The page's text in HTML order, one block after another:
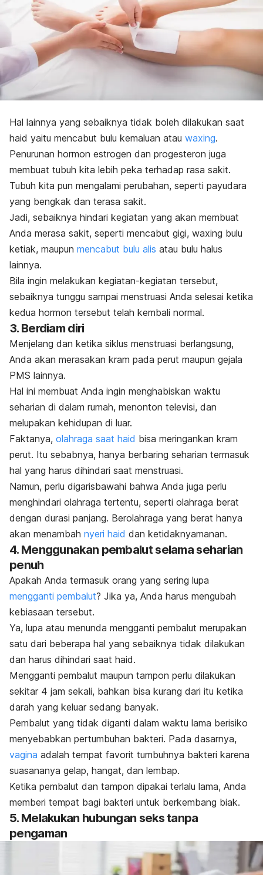
Hal lainnya yang sebaiknya tidak boleh dilakukan saat
haid yaitu mencabut bulu kemaluan atau waxing.
Penurunan hormon estrogen dan progesteron juga
membuat tubuh kita lebih peka terhadap rasa sakit.
Tubuh kita pun mengalami perubahan, seperti payudara
yang bengkak dan terasa sakit.
Jadi, sebaiknya hindari kegiatan yang akan membuat
Anda merasa sakit, seperti mencabut gigi, waxing bulu
ketiak, maupun mencabut bulu alis atau bulu halus
lainnya.
Bila ingin melakukan kegiatan-kegiatan tersebut,
sebaiknya tunggu sampai menstruasi Anda selesai ketika
kedua hormon tersebut telah kembali normal.
3. Berdiam diri
Menjelang dan ketika siklus menstruasi berlangsung,
Anda akan merasakan kram pada perut maupun gejala
PMS lainnya.
Hal ini membuat Anda ingin menghabiskan waktu
seharian di dalam rumah, menonton televisi, dan
melupakan kehidupan di luar.
Faktanya, olahraga saat haid bisa meringankan kram
perut. Itu sebabnya, hanya berbaring seharian termasuk
hal yang harus dihindari saat menstruasi.
Namun, perlu digarisbawahi bahwa Anda juga perlu
menghindari olahraga tertentu, seperti olahraga berat
dengan durasi panjang. Berolahraga yang berat hanya
akan menambah nyeri haid dan ketidaknyamanan.
4. Menggunakan pembalut selama seharian
penuh
Apakah Anda termasuk orang yang sering lupa
mengganti pembalut? Jika ya, Anda harus mengubah
kebiasaan tersebut.
Ya, lupa atau menunda mengganti pembalut merupakan
satu dari beberapa hal yang sebaiknya tidak dilakukan
dan harus dihindari saat haid.
Mengganti pembalut maupun tampon perlu dilakukan
sekitar 4 jam sekali, bahkan bisa kurang dari itu ketika
darah yang keluar sedang banyak.
Pembalut yang tidak diganti dalam waktu lama berisiko
menyebabkan pertumbuhan bakteri. Pada dasarnya,
vagina adalah tempat favorit tumbuhnya bakteri karena
suasananya gelap, hangat, dan lembap.
Ketika pembalut dan tampon dipakai terlalu lama, Anda
memberi tempat bagi bakteri untuk berkembang biak.
5. Melakukan hubungan seks tanpa
pengaman